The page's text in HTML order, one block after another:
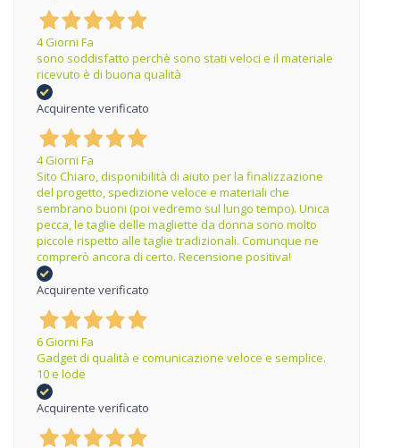
4 Giorni Fa
sono soddisfatto perchè sono stati veloci e il materiale
ricevuto è di buona qualità
Acquirente verificato
4 Giorni Fa
Sito Chiaro, disponibilità di aiuto per la finalizzazione
del progetto, spedizione veloce e materiali che
sembrano buoni (poi vedremo sul lungo tempo). Unica
pecca, le taglie delle magliette da donna sono molto
piccole rispetto alle taglie tradizionali. Comunque ne
comprerò ancora di certo. Recensione positiva!
Acquirente verificato
6 Giorni Fa
Gadget di qualità e comunicazione veloce e semplice.
10 e lode
Acquirente verificato